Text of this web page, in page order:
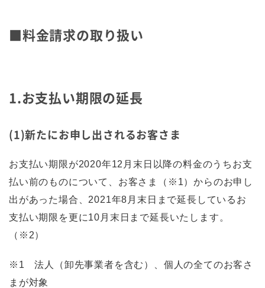
■料金請求の取り扱い
1.お支払い期限の延長
(1)新たにお申し出されるお客さま
お支払い期限が2020年12月末日以降の料金のうちお支
払い前のものについて、お客さま（※1）からのお申し
出があった場合、2021年8月末日まで延長しているお
支払い期限を更に10月末日まで延長いたします。
（※2）
※1 法人（卸先事業者を含む）、個人の全てのお客さ
まが対象